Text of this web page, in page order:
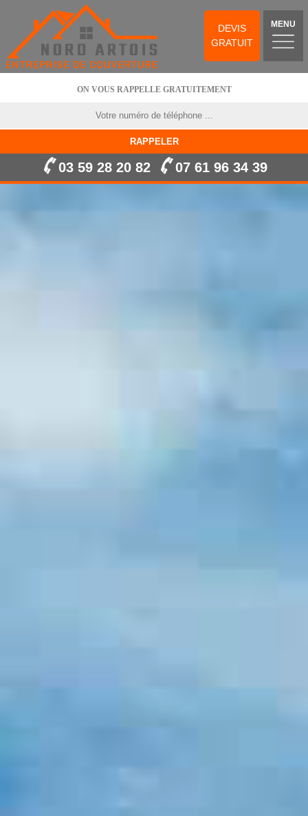
DEVIS
GRATUIT
MENU
ON VOUS RAPPELLE GRATUITEMENT
03 59 28 20 82 07 61 96 34 39